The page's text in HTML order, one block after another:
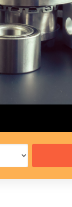
Silencieux
Silencieux
Butée élastique de silencieux
Raccord de tuyau d’échappement